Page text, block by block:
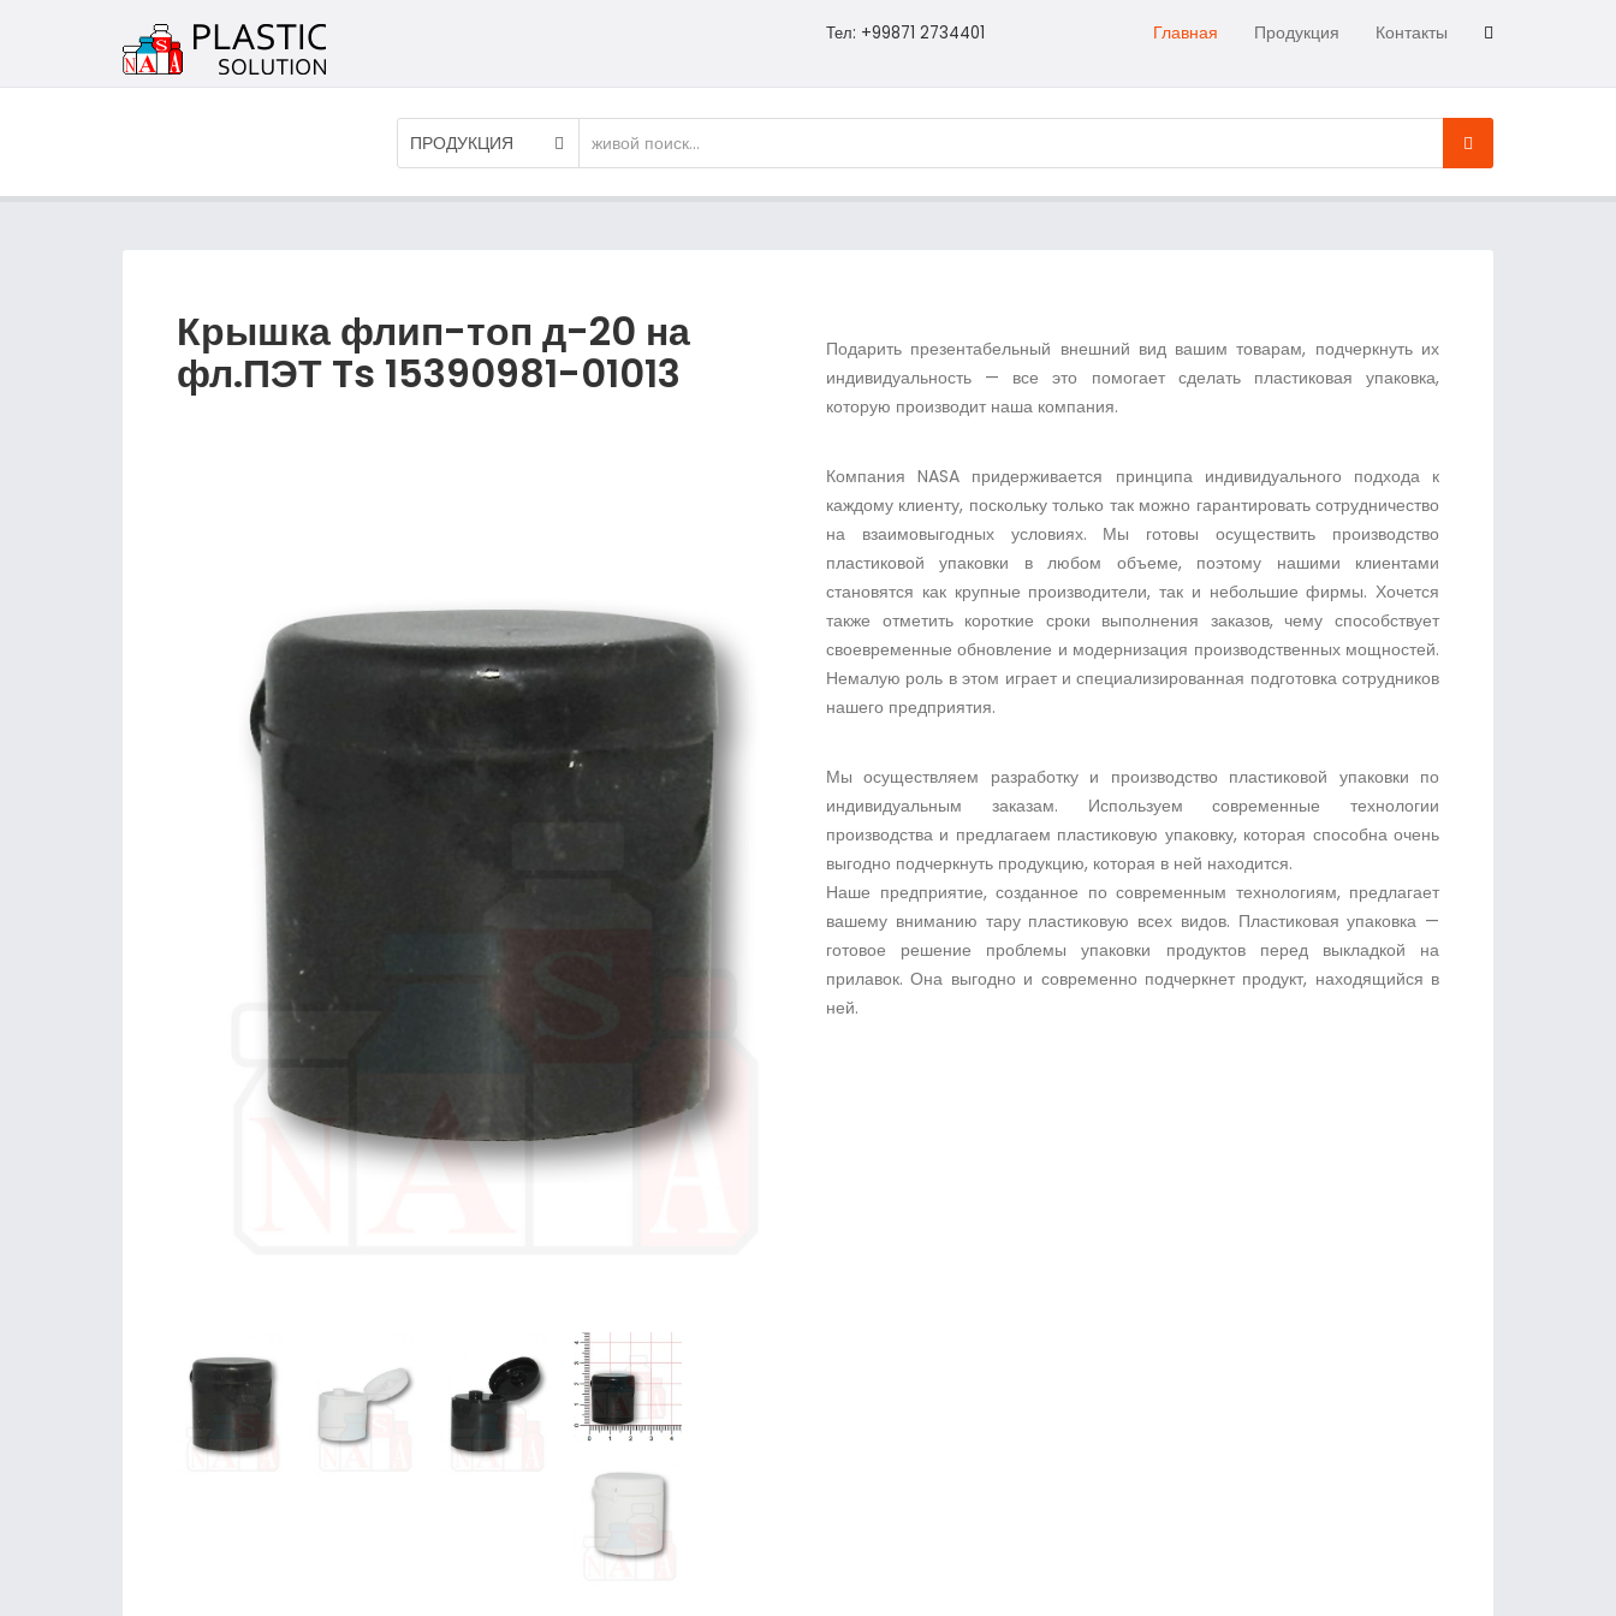
Тел: +99871 2734401 Главная Продукция Контакты
ПРОДУКЦИЯ
Крышка флип-топ д-20 на
фл.ПЭТ Ts 15390981-01013
Подарить презентабельный внешний вид вашим товарам, подчеркнуть их
индивидуальность — все это помогает сделать пластиковая упаковка,
которую производит наша компания.
Компания NASA придерживается принципа индивидуального подхода к
каждому клиенту, поскольку только так можно гарантировать сотрудничество
на взаимовыгодных условиях. Мы готовы осуществить производство
пластиковой упаковки в любом объеме, поэтому нашими клиентами
становятся как крупные производители, так и небольшие фирмы. Хочется
также отметить короткие сроки выполнения заказов, чему способствует
своевременные обновление и модернизация производственных мощностей.
Немалую роль в этом играет и специализированная подготовка сотрудников
нашего предприятия.
Мы осуществляем разработку и производство пластиковой упаковки по
индивидуальным заказам. Используем современные технологии
производства и предлагаем пластиковую упаковку, которая способна очень
выгодно подчеркнуть продукцию, которая в ней находится.
Наше предприятие, созданное по современным технологиям, предлагает
вашему вниманию тару пластиковую всех видов. Пластиковая упаковка —
готовое решение проблемы упаковки продуктов перед выкладкой на
прилавок. Она выгодно и современно подчеркнет продукт, находящийся в
ней.